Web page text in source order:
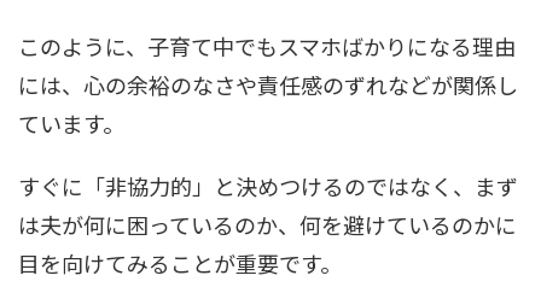
このように、子育て中でもスマホばかりになる理由
には、心の余裕のなさや責任感のずれなどが関係し
ています。
すぐに「非協力的」と決めつけるのではなく、まず
は夫が何に困っているのか、何を避けているのかに
目を向けてみることが重要です。